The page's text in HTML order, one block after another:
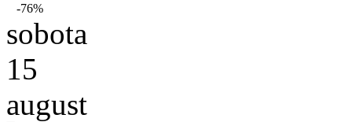
-76%
sobota
15
august